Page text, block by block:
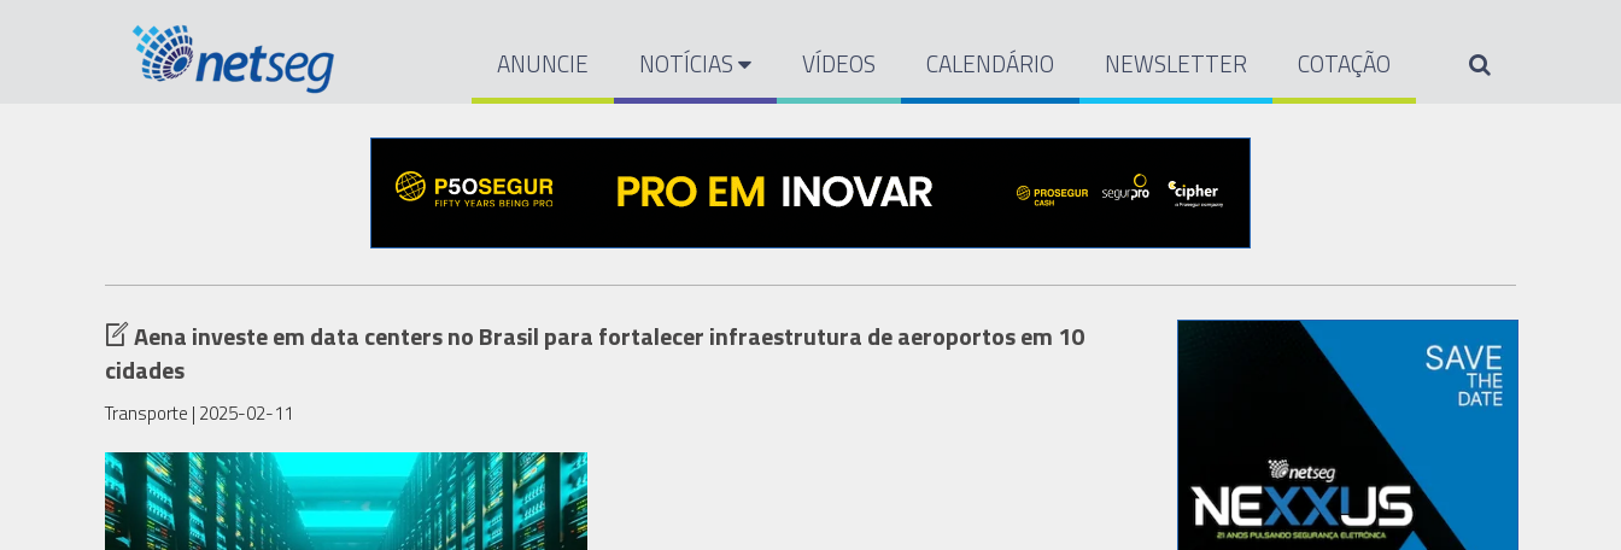
ANUNCIE NOTÍCIAS VÍDEOS CALENDÁRIO NEWSLETTER COTAÇÃO
Aena investe em data centers no Brasil para fortalecer infraestrutura de aeroportos em 10
cidades
Transporte | 2025-02-11